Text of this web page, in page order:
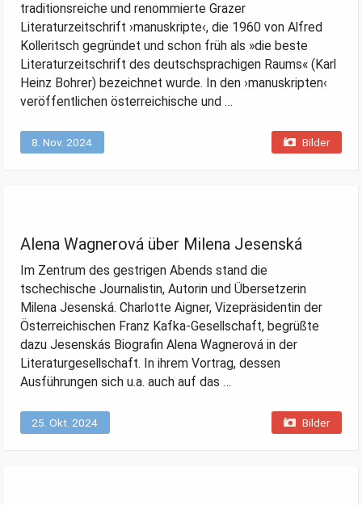
traditionsreiche und renommierte Grazer
Literaturzeitschrift ›manuskripte‹, die 1960 von Alfred
Kolleritsch gegründet und schon früh als »die beste
Literaturzeitschrift des deutschsprachigen Raums« (Karl
Heinz Bohrer) bezeichnet wurde. In den ›manuskripten‹
veröffentlichen österreichische und …
8. Nov. 2024 Bilder
Alena Wagnerová über Milena Jesenská
Im Zentrum des gestrigen Abends stand die
tschechische Journalistin, Autorin und Übersetzerin
Milena Jesenská. Charlotte Aigner, Vizepräsidentin der
Österreichischen Franz Kafka-Gesellschaft, begrüßte
dazu Jesenskás Biografin Alena Wagnerová in der
Literaturgesellschaft. In ihrem Vortrag, dessen
Ausführungen sich u.a. auch auf das …
25. Okt. 2024 Bilder